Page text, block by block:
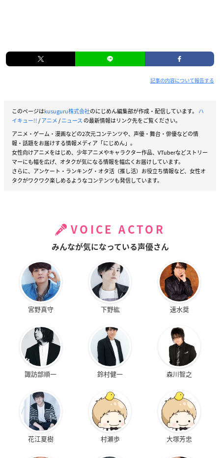
記事の内容について報告する
このページはkusuguru株式会社のにじめん編集部が作成・配信しています。 ハ
イキュー!!/アニメ/ニュース の最新情報はリンク先をご覧ください。
アニメ・ゲーム・漫画などの2次元コンテンツや、声優・舞台・俳優などの情
報・話題をお届けする情報メディア「にじめん」。
女性向けアニメをはじめ、少年アニメやキャラクター作品、VTuberなどストリー
マーにも幅を広げ、オタクが気になる情報を幅広くお届けしています。
さらに、アンケート・ランキング・オタ活（推し活）お役立ち情報など、女性オ
タクがワクワク楽しめるようなコンテンツも発信しています。
VOICE ACTOR
みんなが気になっている声優さん
宮野真守 下野紘 速水奨
諏訪部順一 鈴村健一 森川智之
花江夏樹 村瀬歩 大塚芳忠